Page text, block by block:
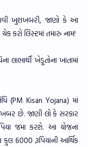
ખુશખબરી, જાણો કે આ
કરો લિસ્ટમાં તમારું નામ!
લાભાર્થી ખેડૂતોના ખાતામાં
(PM Kisan Yojana) માં
ખબર છે. જાણી લો કે સરકાર
જમા કરશે. આ યોજના
કુલ 6000 રૂપિયાની આર્થિક